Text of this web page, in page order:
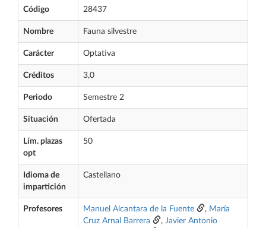
Código 28437
Nombre Fauna silvestre
Carácter Optativa
Créditos 3,0
Periodo Semestre 2
Situación Ofertada
Lím. plazas
opt
50
Idioma de
impartición
Castellano
Profesores Manuel Alcantara de la Fuente , María
Cruz Arnal Barrera
, Javier Antonio